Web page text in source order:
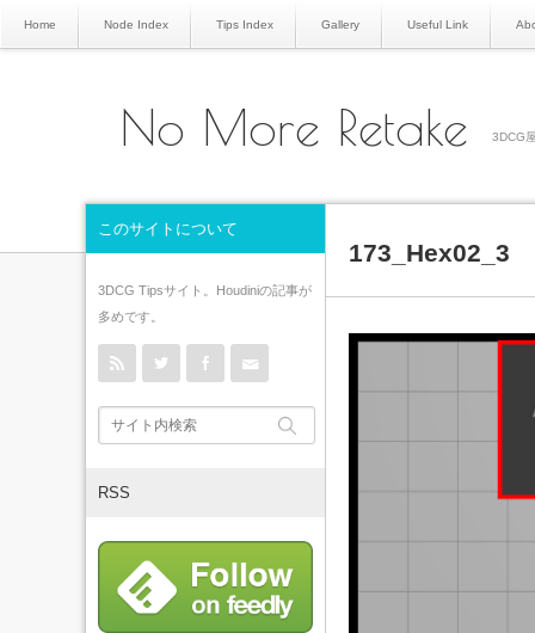
Home Node Index Tips Index Gallery Useful Link
No More Retake 3DCG
173_Hex02_3
このサイトについて
3DCG Tipsサイト。Houdiniの記事が
多めです。
rss Twitter Facebook
RSS